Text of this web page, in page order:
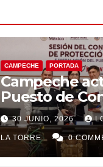
CAMPECHE PORTADA
Campeche
Puesto de
y refuerza
de Protección
ante riesgos
30 JUNIO, 2026
LA TORRE 0